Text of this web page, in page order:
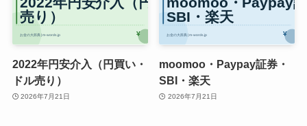
2022年円安介入（円買い・
ドル売り）
2026年7月21日
moomoo・Paypay証券・
SBI・楽天
2026年7月21日